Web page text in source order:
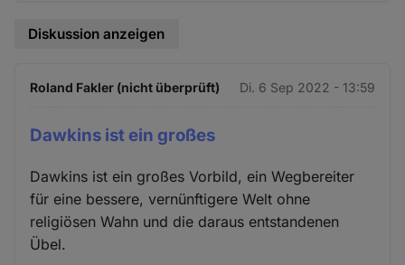
Diskussion anzeigen
Roland Fakler (nicht überprüft) Di. 6 Sep 2022 - 13:59
Dawkins ist ein großes
Dawkins ist ein großes Vorbild, ein Wegbereiter
für eine bessere, vernünftigere Welt ohne
religiösen Wahn und die daraus entstandenen
Übel.